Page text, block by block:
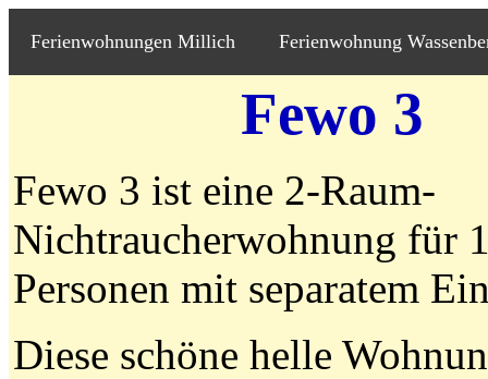
Ferienwohnungen Millich Ferienwohnung
Fewo 3
Fewo 3 ist eine 2-Raum-
Nichtraucherwohnung für
Personen mit separatem
Diese schöne helle